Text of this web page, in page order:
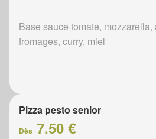
Base sauce tomate,
fromages, curry, miel
Pizza pesto senior
Dès 7.50 €